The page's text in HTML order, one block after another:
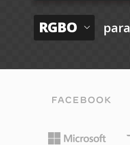
RGBO para